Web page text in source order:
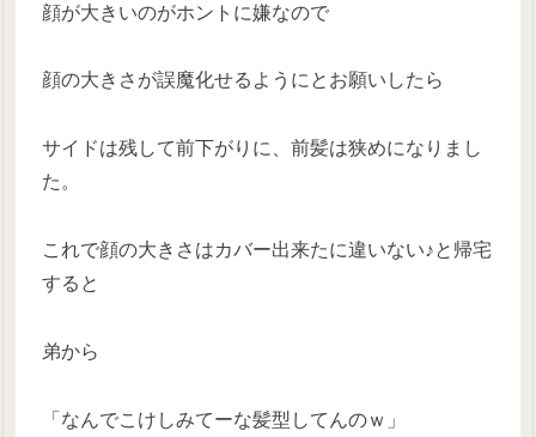
顔が大きいのがホントに嫌なので
顔の大きさが誤魔化せるようにとお願いしたら
サイドは残して前下がりに、前髪は狭めになりまし
た。
これで顔の大きさはカバー出来たに違いない♪と帰宅
すると
弟から
「なんでこけしみてーな髪型してんのｗ」